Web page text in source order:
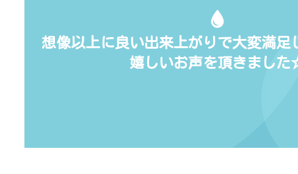
想像以上に良い出来上がりで大変満足
嬉しいお声を頂きまし